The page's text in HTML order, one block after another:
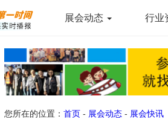
展会动态 行业
您所在的位置： 首页 - 展会动态 - 展会快讯